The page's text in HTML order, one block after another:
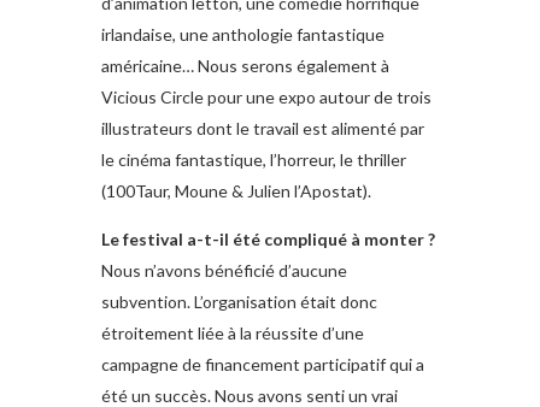
irlandaise, une anthologie fantastique
américaine… Nous serons également à
Vicious Circle pour une expo autour de trois
illustrateurs dont le travail est alimenté par
le cinéma fantastique, l’horreur, le thriller
(100Taur, Moune & Julien l’Apostat).
Le festival a-t-il été compliqué à monter ?
Nous n’avons bénéficié d’aucune
subvention. L’organisation était donc
étroitement liée à la réussite d’une
campagne de financement participatif qui a
été un succès. Nous avons senti un vrai